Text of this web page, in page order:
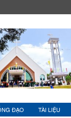
ĐẠO TÀI LIỆU